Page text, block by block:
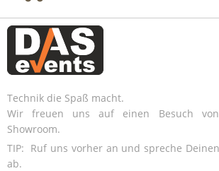
Technik die Spaß macht.
Wir freuen uns auf einen Besuch
Showroom.
TIP: Ruf uns vorher an und spreche
ab.